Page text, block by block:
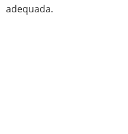
adequada.